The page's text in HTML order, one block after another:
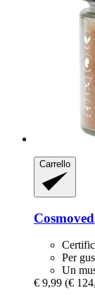
Carrello
Per
Un
€ 9,99 (€